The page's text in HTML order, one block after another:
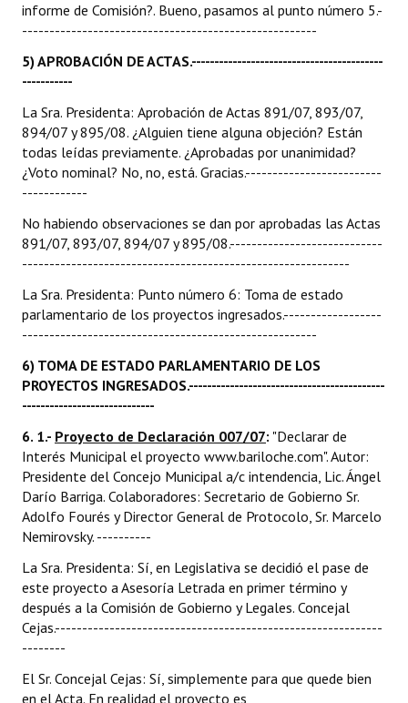
informe de Comisión?. Bueno, pasamos al punto número 5.-
------------------------------------------------------
5) APROBACIÓN DE ACTAS.------------------------------------------
-----------
La Sra. Presidenta: Aprobación de Actas 891/07, 893/07,
894/07 y 895/08. ¿Alguien tiene alguna objeción? Están
todas leídas previamente. ¿Aprobadas por unanimidad?
¿Voto nominal? No, no, está. Gracias.-------------------------
------------
No habiendo observaciones se dan por aprobadas las Actas
891/07, 893/07, 894/07 y 895/08.----------------------------
------------------------------------------------------------
La Sra. Presidenta: Punto número 6: Toma de estado
parlamentario de los proyectos ingresados.------------------
------------------------------------------------------
6) TOMA DE ESTADO PARLAMENTARIO DE LOS
PROYECTOS INGRESADOS.-------------------------------------------
-----------------------------
6. 1.- Proyecto de Declaración 007/07: "Declarar de
Interés Municipal el proyecto www.bariloche.com". Autor:
Presidente del Concejo Municipal a/c intendencia, Lic. Ángel
Darío Barriga. Colaboradores: Secretario de Gobierno Sr.
Adolfo Fourés y Director General de Protocolo, Sr. Marcelo
Nemirovsky. ----------
La Sra. Presidenta: Sí, en Legislativa se decidió el pase de
este proyecto a Asesoría Letrada en primer término y
después a la Comisión de Gobierno y Legales. Concejal
Cejas.------------------------------------------------------------
--------
El Sr. Concejal Cejas: Sí, simplemente para que quede bien
en el Acta. En realidad el proyecto es